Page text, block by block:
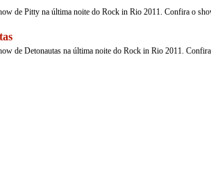
de Pitty na última noite do Rock in Rio 2011. Confira o
de Detonautas na última noite do Rock in Rio 2011.